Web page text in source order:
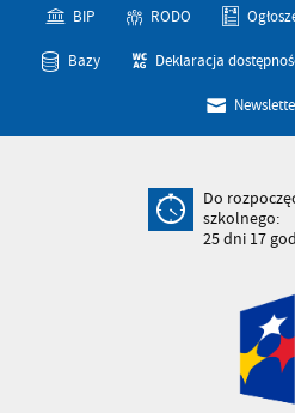
BIP RODO
Bazy Deklaracja
Do
szkolnego:
25dni 17